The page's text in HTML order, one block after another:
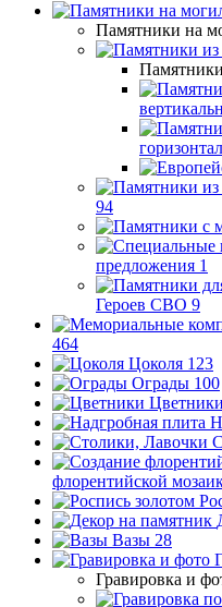
Памятники на
94
предложения 1
Героев СВО 9
464
Цоколя 123
Ограды 100
Цветники
флорентийской
Вазы 28
Гравировка и